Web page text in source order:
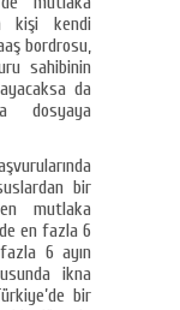
kişi kendi
bordrosu,
sahibinin
da
dosyaya
bir
mutlaka
en fazla 6
6 ayın
ikna
bir